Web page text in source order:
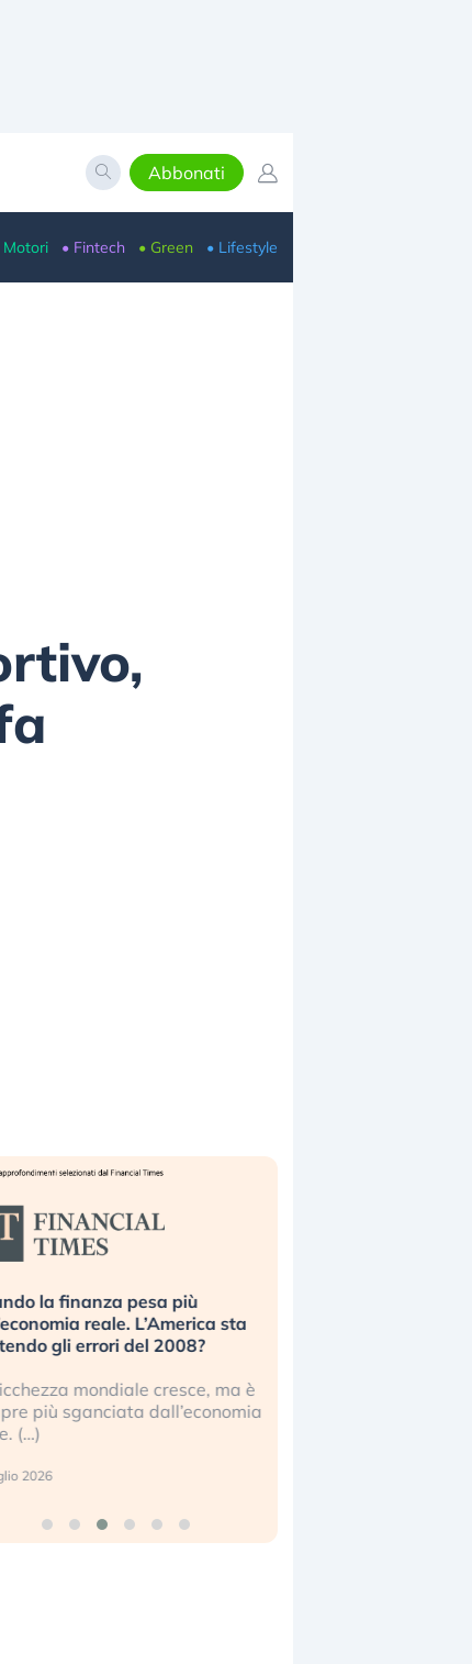
Abbonati
Motori • Fintech • Green • Lifestyle
la finanza pesa più
reale. L’America sta
gli errori del 2008?
mondiale cresce, ma è
più sganciata dall’economia
(…)
2026